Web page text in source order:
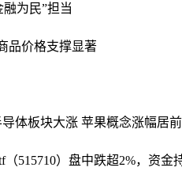
为民”担当
品价格支撑显著
体板块大涨 苹果概念涨幅居前
515710）盘中跌超2%，资金